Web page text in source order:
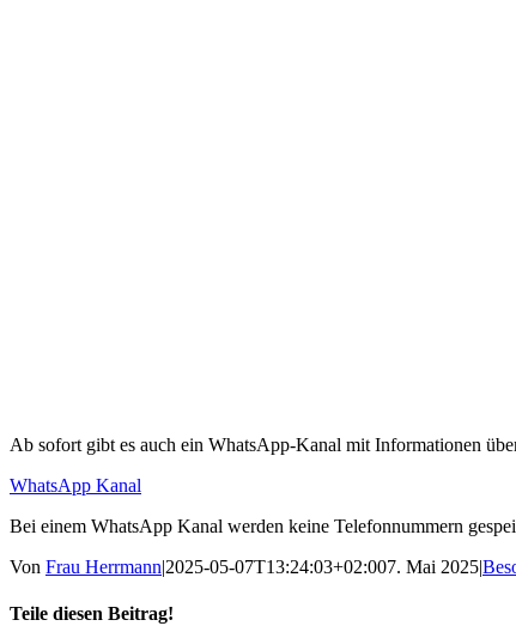
Ab sofort gibt es auch ein WhatsApp-Kanal mit Informationen
WhatsApp Kanal
Bei einem WhatsApp Kanal werden keine Telefonnummern
Von Frau Herrmann|2025-05-07T13:24:03+02:007. Mai 2025|
Teile diesen Beitrag!